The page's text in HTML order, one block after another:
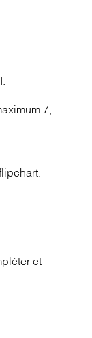
7,
et